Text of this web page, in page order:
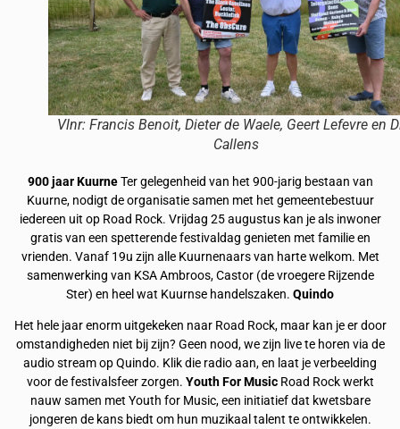
Vlnr: Francis Benoit, Dieter de Waele, Geert Lefevre en
Callens
900 jaar KuurneTer gelegenheid van het 900-jarig bestaan van
Kuurne, nodigt de organisatie samen met het gemeentebestuur
iedereen uit op Road Rock. Vrijdag 25 augustus kan je als inwoner
gratis van een spetterende festivaldag genieten met familie en
vrienden. Vanaf 19u zijn alle Kuurnenaars van harte welkom. Met
samenwerking van KSA Ambroos, Castor (de vroegere Rijzende
Ster) en heel wat Kuurnse handelszaken. Quindo
Het hele jaar enorm uitgekeken naar Road Rock, maar kan je er door
omstandigheden niet bij zijn? Geen nood, we zijn live te horen via de
audio stream op Quindo. Klik die radio aan, en laat je verbeelding
voor de festivalsfeer zorgen. Youth For MusicRoad Rock werkt
nauw samen met Youth for Music, een initiatief dat kwetsbare
jongeren de kans biedt om hun muzikaal talent te ontwikkelen.